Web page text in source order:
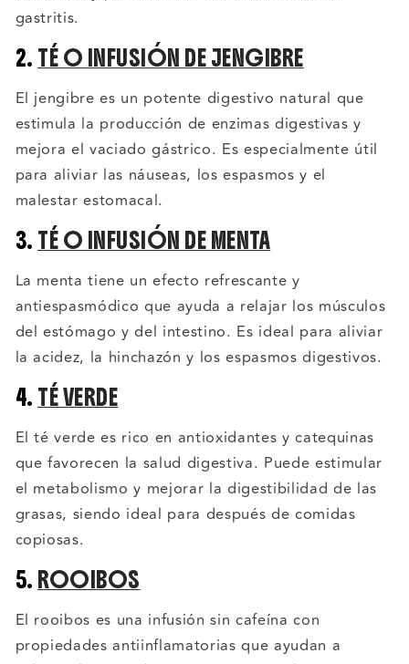
gastritis.
2. TÉ O INFUSIÓN DE JENGIBRE
El jengibre es un potente digestivo natural que
estimula la producción de enzimas digestivas y
mejora el vaciado gástrico. Es especialmente útil
para aliviar las náuseas, los espasmos y el
malestar estomacal.
3. TÉ O INFUSIÓN DE MENTA
La menta tiene un efecto refrescante y
antiespasmódico que ayuda a relajar los músculos
del estómago y del intestino. Es ideal para aliviar
la acidez, la hinchazón y los espasmos digestivos.
4. TÉ VERDE
El té verde es rico en antioxidantes y catequinas
que favorecen la salud digestiva. Puede estimular
el metabolismo y mejorar la digestibilidad de las
grasas, siendo ideal para después de comidas
copiosas.
5. ROOIBOS
El rooibos es una infusión sin cafeína con
propiedades antiinflamatorias que ayudan a